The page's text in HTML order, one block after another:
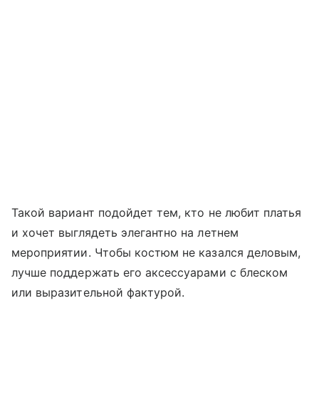
Такой вариант подойдет тем, кто не любит платья
и хочет выглядеть элегантно на летнем
мероприятии. Чтобы костюм не казался деловым,
лучше поддержать его аксессуарами с блеском
или выразительной фактурой.